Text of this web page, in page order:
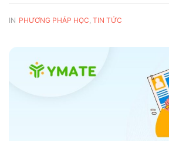
IN PHƯƠNG PHÁP HỌC, TIN TỨC